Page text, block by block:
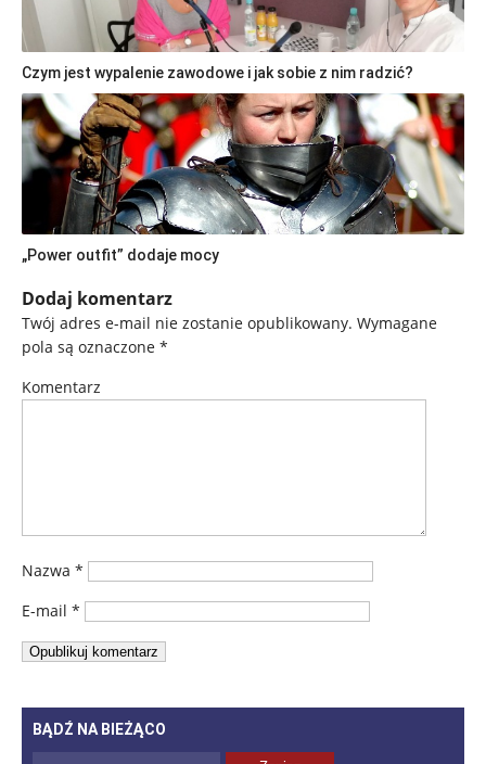
Czym jest wypalenie zawodowe i jak sobie z nim radzić?
„Power outfit” dodaje mocy
Dodaj komentarz
Twój adres e-mail nie zostanie opublikowany. Wymagane
pola są oznaczone *
Komentarz
Nazwa *
E-mail *
BĄDŹ NA BIEŻĄCO